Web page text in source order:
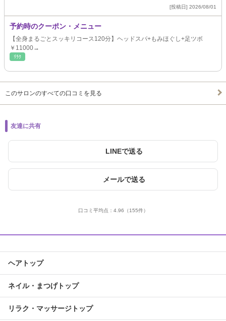
[投稿日] 2026/08/01
予約時のクーポン・メニュー
【全身まるごとスッキリコース120分】ヘッドスパ+もみほぐし+足ツボ
￥11000→
ﾘﾗｸ
このサロンのすべての口コミを見る
友達に共有
LINEで送る
メールで送る
口コミ平均点： 4.96 （155件）
ヘアトップ
ネイル・まつげトップ
リラク・マッサージトップ